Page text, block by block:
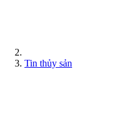
Tin thủy sản